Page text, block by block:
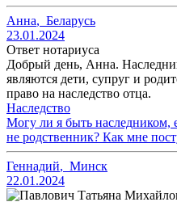
Анна, Беларусь
23.01.2024
Ответ нотариуса
Добрый день, Анна.
являются дети, супруг и
право на наследство отца.
Наследство
Могу ли я быть
не родственник? Как мне
Геннадий, Минск
22.01.2024